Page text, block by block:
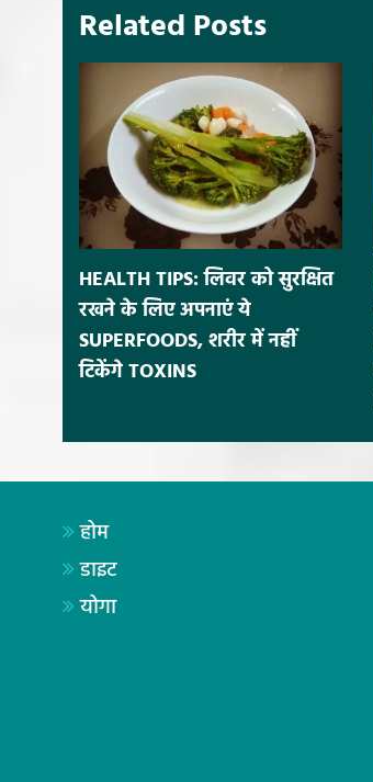
Related Posts
HEALTH TIPS: लिवर को सुरक्षित
रखने के लिए अपनाएं ये
SUPERFOODS, शरीर में नहीं
टिकेंगे TOXINS
होम
डाइट
योगा